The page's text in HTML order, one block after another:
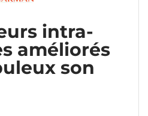
intra-
améliorés
son